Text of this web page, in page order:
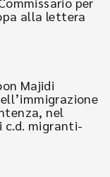
alla lettera
Majidi
nel
c.d. migranti-